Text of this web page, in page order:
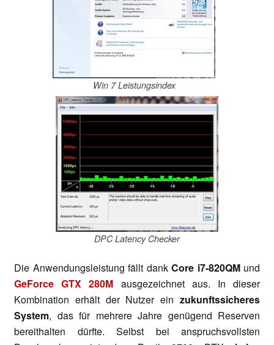
Win 7 Leistungsindex
DPC Latency Checker
Die Anwendungsleistung fällt dank Core i7-820QMund
GeForce GTX 280M ausgezeichnet aus. In dieser
Kombination erhält der Nutzer ein zukunftssicheres
System, das für mehrere Jahre genügend Reserven
bereithalten dürfte. Selbst bei anspruchsvollsten